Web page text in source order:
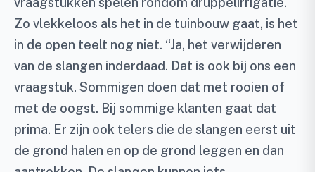
Zo vlekkeloos als het in de tuinbouw gaat, is het
in de open teelt nog niet. “Ja, het verwijderen
van de slangen inderdaad. Dat is ook bij ons een
vraagstuk. Sommigen doen dat met rooien of
met de oogst. Bij sommige klanten gaat dat
prima. Er zijn ook telers die de slangen eerst uit
de grond halen en op de grond leggen en dan